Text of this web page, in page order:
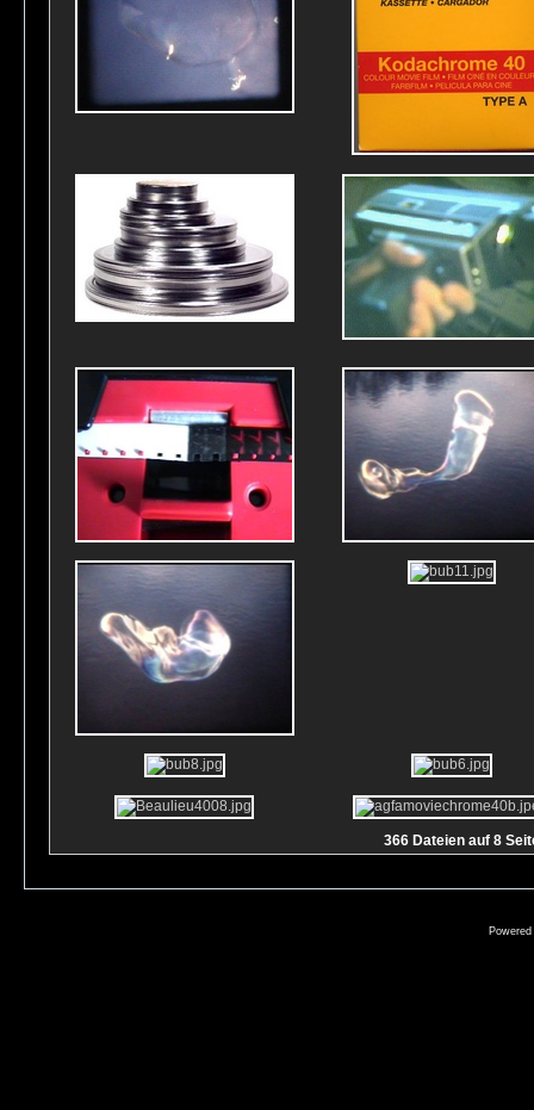
366 Dateien auf 8